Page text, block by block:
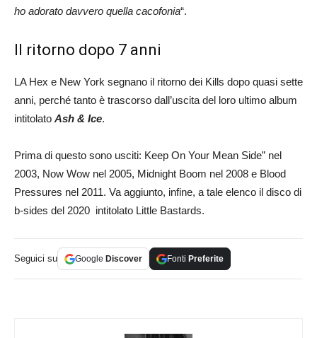
ho adorato davvero quella cacofonia“.
Il ritorno dopo 7 anni
LA Hex e New York segnano il ritorno dei Kills dopo quasi sette
anni, perché tanto è trascorso dall’uscita del loro ultimo album
intitolato Ash & Ice.
Prima di questo sono usciti: Keep On Your Mean Side” nel
2003, Now Wow nel 2005, Midnight Boom nel 2008 e Blood
Pressures nel 2011. Va aggiunto, infine, a tale elenco il disco di
b-sides del 2020 intitolato Little Bastards.
Seguici su Google Discover Fonti Preferite